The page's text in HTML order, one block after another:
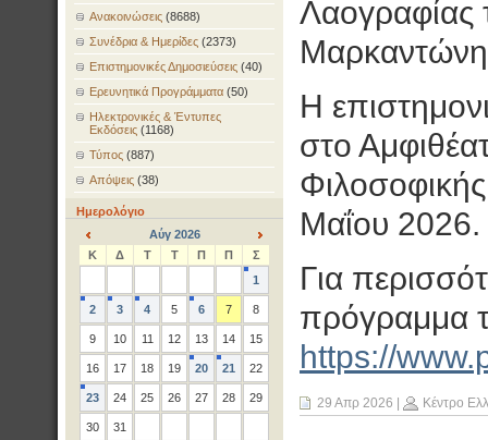
Ανακοινώσεις (8688)
Συνέδρια & Ημερίδες (2373)
Επιστημονικές Δημοσιεύσεις (40)
Ερευνητικά Προγράμματα (50)
Ηλεκτρονικές & Έντυπες
Εκδόσεις (1168)
Τύπος (887)
Απόψεις (38)
Ημερολόγιο
<
Αύγ 2026
>
Κ Δ Τ Τ Π Π
Σ
1
2 3 4 5 6 7 8
9 10 11 12 13 14 15
16 17 18 19 20 21 22
23 24 25 26 27 28 29
30
31
Η
στο
Μαΐου 2026.
Για
πρόγραμμα
https://
29 Απρ 2026 Κέντρο